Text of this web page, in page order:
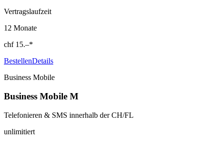
Vertragslaufzeit
12 Monate
chf 15.–*
BestellenDetails
Business Mobile
Business Mobile M
Telefonieren & SMS innerhalb der CH/FL
unlimitiert